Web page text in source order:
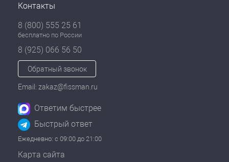
Контакты
8 (800) 555 25 61
бесплатно по России
8 (925) 066 56 50
Обратный звонок
Email: zakaz@fissman.ru
Ответим быстрее
Быстрый ответ
Ежедневно: с 09:00 до 21:00
Карта сайта